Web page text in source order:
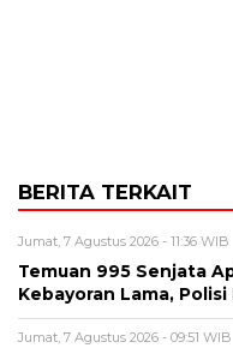
BERITA TERKAIT
Jumat, 7 Agustus 2026 - 11:36 WIB
Temuan 995 Senjata
Kebayoran Lama,
Jumat, 7 Agustus 2026 - 09:51 WIB